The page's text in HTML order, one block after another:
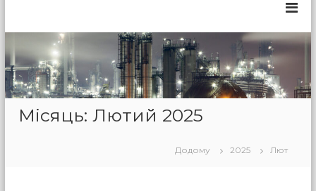
в
і
с
т
Місяць: Лютий 2025
Додому 2025 Лют